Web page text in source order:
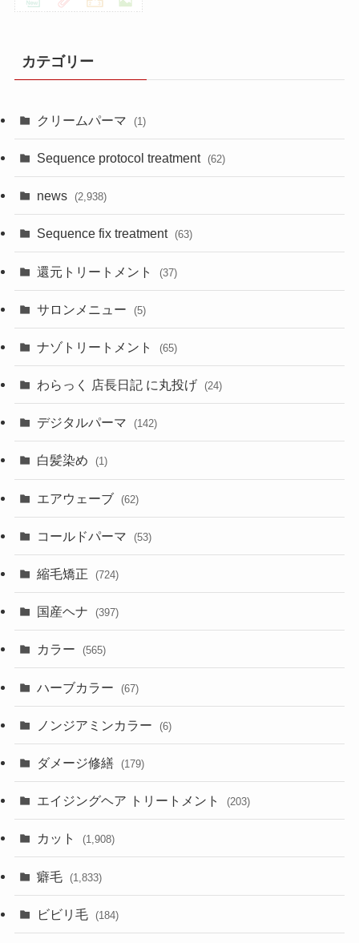
カテゴリー
クリームパーマ (1)
Sequence protocol treatment (62)
news (2,938)
Sequence fix treatment (63)
還元トリートメント (37)
サロンメニュー (5)
ナゾトリートメント (65)
わらっく 店長日記 に丸投げ (24)
デジタルパーマ (142)
白髪染め (1)
エアウェーブ (62)
コールドパーマ (53)
縮毛矯正 (724)
国産ヘナ (397)
カラー (565)
ハーブカラー (67)
ノンジアミンカラー (6)
ダメージ修繕 (179)
エイジングヘア トリートメント (203)
カット (1,908)
癖毛 (1,833)
ビビリ毛 (184)